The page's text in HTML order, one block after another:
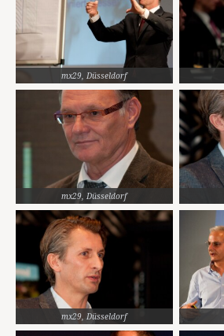
mx29, Düsseldorf
mx29, Düsseldorf
mx29, Düsseldorf